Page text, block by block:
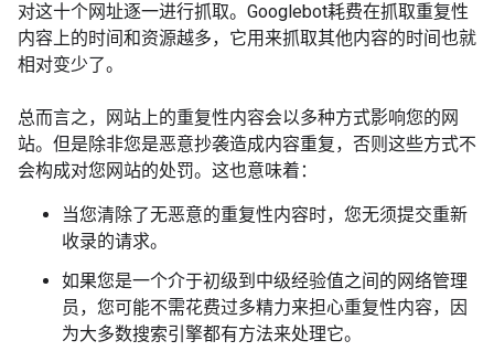
对这十个网址逐一进行抓取。Googlebot耗费在抓取重复性
内容上的时间和资源越多，它用来抓取其他内容的时间也就
相对变少了。
总而言之，网站上的重复性内容会以多种方式影响您的网
站。但是除非您是恶意抄袭造成内容重复，否则这些方式不
会构成对您网站的处罚。这也意味着：
当您清除了无恶意的重复性内容时，您无须提交重新
收录的请求。
如果您是一个介于初级到中级经验值之间的网络管理
员，您可能不需花费过多精力来担心重复性内容，因
为大多数搜索引擎都有方法来处理它。